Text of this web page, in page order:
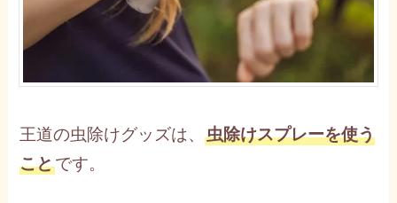
王道の虫除けグッズは、虫除けスプレーを使う
ことです。